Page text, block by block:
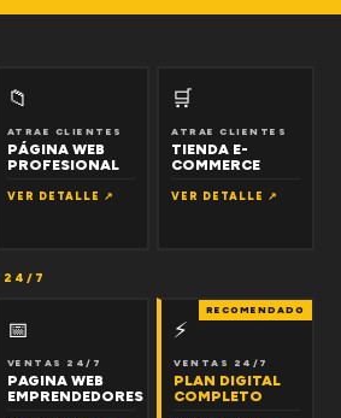
📁
ATRAE CLIENTES
PÁGINA WEB
PROFESIONAL
VER DETALLE ↗
🛒
ATRAE CLIENTES
TIENDA E-
COMMERCE
VER DETALLE ↗
24/7
📅
VENTAS 24/7
PAGINA WEB
EMPRENDEDORES
RECOMENDADO
⚡
VENTAS 24/7
PLAN DIGITAL
COMPLETO